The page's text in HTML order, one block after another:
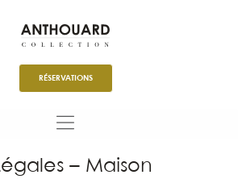
RÉSERVATIONS
– Maison